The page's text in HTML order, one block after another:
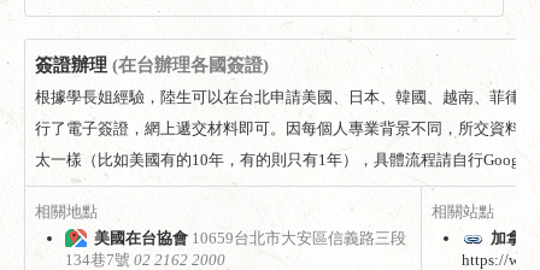
簽證辦理 (在台辦理各國簽證)
根據學長姐經驗，陸生可以在台北申請美國、日本、韓國、越南、菲律
行了電子簽證，網上遞交材料即可。因每個人專業背景不同，所交資料
太一樣（比如美國有的10年，有的則只有1年），具體流程請自行Google
相關地點
美國在台協會 10659台北市大安區信義路三段
134巷7號 02 2162 2000
相關站點
加拿
https://